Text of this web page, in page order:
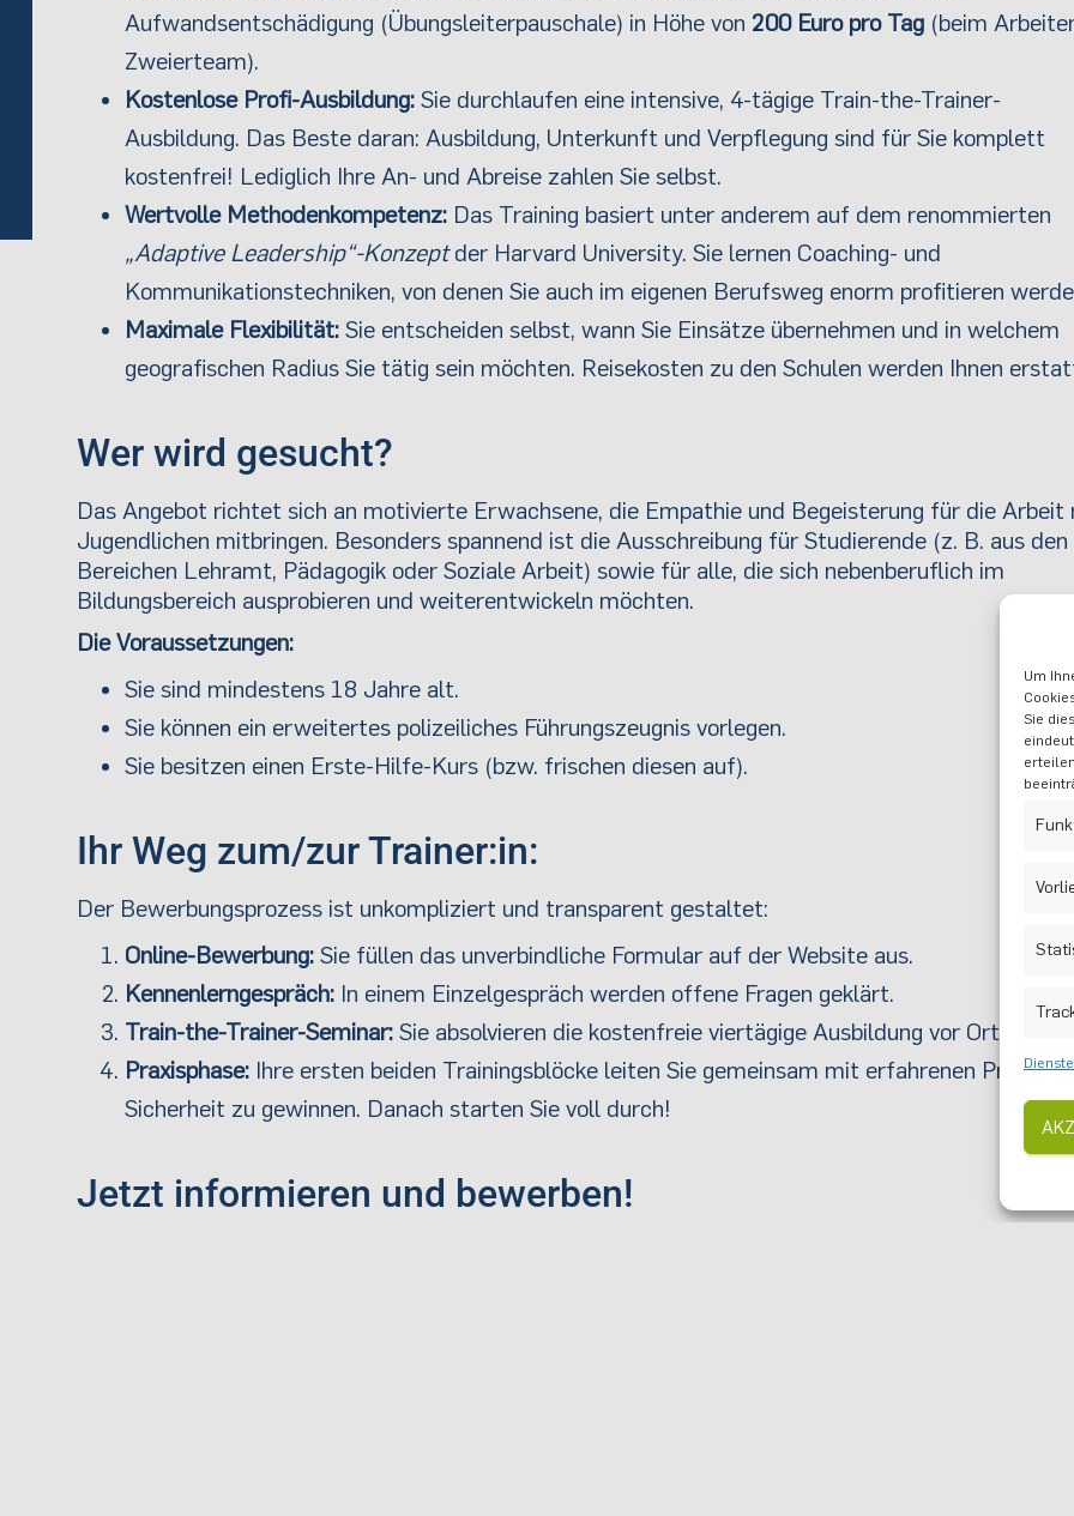
Um
Sie
Aufwandsentschädigung (Übungsleiterpauschale) in Höhe von 200 Euro pro Tag (beim
Zweierteam).
Kostenlose Profi-Ausbildung: Sie durchlaufen eine intensive, 4-tägige Train-the-Trainer-
Ausbildung. Das Beste daran: Ausbildung, Unterkunft und Verpflegung sind für Sie komplett
kostenfrei! Lediglich Ihre An- und Abreise zahlen Sie selbst.
Wertvolle Methodenkompetenz: Das Training basiert unter anderem auf dem renommierten
„Adaptive Leadership“-Konzeptder Harvard University. Sie lernen Coaching- und
Kommunikationstechniken, von denen Sie auch im eigenen Berufsweg enorm profitieren
Maximale Flexibilität: Sie entscheiden selbst, wann Sie Einsätze übernehmen und in welchem
geografischen Radius Sie tätig sein möchten. Reisekosten zu den Schulen werden Ihnen
Wer wird gesucht?
Das Angebot richtet sich an motivierte Erwachsene, die Empathie und Begeisterung für die
Jugendlichen mitbringen. Besonders spannend ist die Ausschreibung für Studierende (z. B. aus den
Bereichen Lehramt, Pädagogik oder Soziale Arbeit) sowie für alle, die sich nebenberuflich im
Bildungsbereich ausprobieren und weiterentwickeln möchten.
Die Voraussetzungen:
Sie sind mindestens 18 Jahre alt.
Sie können ein erweitertes polizeiliches Führungszeugnis vorlegen.
Sie besitzen einen Erste-Hilfe-Kurs (bzw. frischen diesen auf).
Ihr Weg zum/zur Trainer:in:
Der Bewerbungsprozess ist unkompliziert und transparent gestaltet:
Online-Bewerbung: Sie füllen das unverbindliche Formular auf der Website aus.
Kennenlerngespräch: In einem Einzelgespräch werden offene Fragen geklärt.
Train-the-Trainer-Seminar: Sie absolvieren die kostenfreie viertägige Ausbildung vor Ort.
Praxisphase: Ihre ersten beiden Trainingsblöcke leiten Sie gemeinsam mit erfahrenen Profis,
Sicherheit zu gewinnen. Danach starten Sie voll durch!
Jetzt informieren und bewerben!